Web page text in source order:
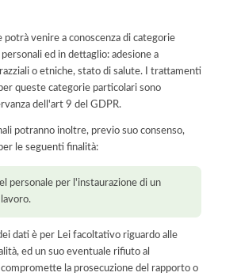
venire a conoscenza di categorie
ed in dettaglio: adesione a
o etniche, stato di salute. I trattamenti
queste categorie particolari sono
dell'art 9 del GDPR.
potranno inoltre, previo suo consenso,
le seguenti finalità:
personale per l'instaurazione di un
dati è per Lei facoltativo riguardo alle
ed un suo eventuale rifiuto al
la prosecuzione del rapporto o